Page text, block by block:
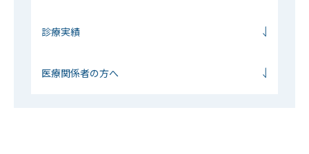
診療実績
医療関係者の⽅へ